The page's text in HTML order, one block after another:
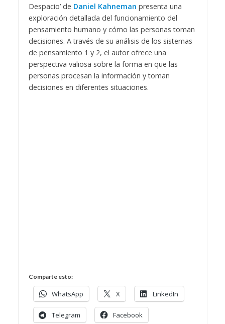
Despacio’ de Daniel Kahneman presenta una
exploración detallada del funcionamiento del
pensamiento humano y cómo las personas toman
decisiones. A través de su análisis de los sistemas
de pensamiento 1 y 2, el autor ofrece una
perspectiva valiosa sobre la forma en que las
personas procesan la información y toman
decisiones en diferentes situaciones.
Comparte esto:
WhatsApp X LinkedIn
Telegram Facebook